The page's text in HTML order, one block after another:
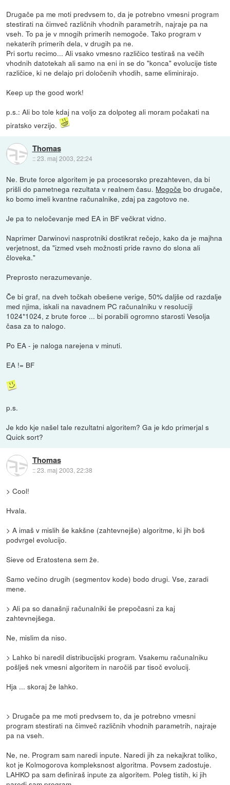
Drugače pa me moti predvsem to, da je potrebno vmesni program
stestirati na čimveč različnih vhodnih parametrih, najraje pa na
vseh. To pa je v mnogih primerih nemogoče. Tako program v
nekaterih primerih dela, v drugih pa ne.
Pri sortu recimo... Ali vsako vmesno različico testiraš na večih
vhodnih datotekah ali samo na eni in se do "konca" evolucije tiste
različice, ki ne delajo pri določenih vhodih, same eliminirajo.
Keep up the good work!
p.s.: Ali bo tole kdaj na voljo za dolpoteg ali moram počakati na
piratsko verzijo.
Thomas
::23. maj 2003, 22:24
Ne. Brute force algoritem je pa procesorsko prezahteven, da bi
prišli do pametnega rezultata v realnem času. Mogoče bo drugače,
ko bomo imeli kvantne računalnike, zdaj pa zagotovo ne.
Je pa to neločevanje med EA in BF večkrat vidno.
Naprimer Darwinovi nasprotniki dostikrat rečejo, kako da je majhna
verjetnost, da "izmed vseh možnosti pride ravno do slona ali
človeka."
Preprosto nerazumevanje.
Če bi graf, na dveh točkah obešene verige, 50% daljše od razdalje
med njima, iskali na navadnem PC računalniku v resoluciji
1024*1024, z brute force ... bi porabili ogromno starosti Vesolja
časa za to nalogo.
Po EA - je naloga narejena v minuti.
EA != BF
p.s.
Je kdo kje našel tale rezultatni algoritem? Ga je kdo primerjal s
Quick sort?
Thomas
::23. maj 2003, 22:38
> Cool!
Hvala.
> A imaš v mislih še kakšne (zahtevnejše) algoritme, ki jih boš
podvrgel evolucijo.
Sieve od Eratostena sem že.
Samo večino drugih (segmentov kode) bodo drugi. Vse, zaradi
mene.
> Ali pa so današnji računalniki še prepočasni za kaj
zahtevnejšega.
Ne, mislim da niso.
> Lahko bi naredil distribucijski program. Vsakemu računalniku
pošlješ nek vmesni algoritem in naročiš par tisoč evolucij.
Hja ... skoraj že lahko.
> Drugače pa me moti predvsem to, da je potrebno vmesni
program stestirati na čimveč različnih vhodnih parametrih, najraje
pa na vseh.
Ne, ne. Program sam naredi inpute. Naredi jih za nekajkrat toliko,
kot je Kolmogorova kompleksnost algoritma. Povsem zadostuje.
LAHKO pa sam definiraš inpute za algoritem. Poleg tistih, ki jih